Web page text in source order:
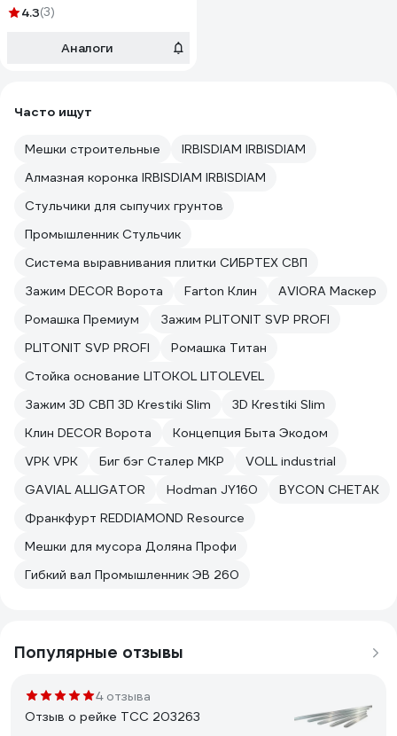
4.3(3)
Аналоги
Часто ищут
Мешки строительные
IRBISDIAM IRBISDIAM
Алмазная коронка IRBISDIAM IRBISDIAM
Стульчики для сыпучих грунтов
Промышленник Стульчик
Система выравнивания плитки СИБРТЕХ СВП
Зажим DECOR Ворота
Farton Клин
AVIORA Маскер
Ромашка Премиум
Зажим PLITONIT SVP PROFI
PLITONIT SVP PROFI
Ромашка Титан
Стойка основание LITOKOL LITOLEVEL
Зажим 3D СВП 3D Krestiki Slim
3D Krestiki Slim
Клин DECOR Ворота
Концепция Быта Экодом
VPK VPK
Биг бэг Сталер МКР
VOLL industrial
GAVIAL ALLIGATOR
Hodman JY160
BYCON CHETAK
Франкфурт REDDIAMOND Resource
Мешки для мусора Доляна Профи
Гибкий вал Промышленник ЭВ 260
Популярные отзывы
4 отзыва
Отзыв о рейке ТСС 203263